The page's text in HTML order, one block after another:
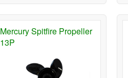
Mercury Spitfire Propeller
13P